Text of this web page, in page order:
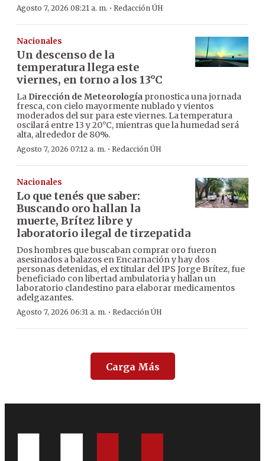
Agosto 7, 2026 08:21 a. m. · Redacción ÚH
Nacionales
Un descenso de la
temperatura llega este
viernes, en torno a los 13°C
La Dirección de Meteorología pronostica una jornada
fresca, con cielo mayormente nublado y vientos
moderados del sur para este viernes. La temperatura
oscilará entre 13 y 20°C, mientras que la humedad será
alta, alrededor de 80%.
Agosto 7, 2026 07:12 a. m. · Redacción ÚH
Nacionales
Lo que tenés que saber:
Buscando oro hallan la
muerte, Brítez libre y
laboratorio ilegal de tirzepatida
Dos hombres que buscaban comprar oro fueron
asesinados a balazos en Encarnación y hay dos
personas detenidas, el ex titular del IPS Jorge Brítez, fue
beneficiado con libertad ambulatoria y hallan un
laboratorio clandestino para elaborar medicamentos
adelgazantes.
Agosto 7, 2026 06:31 a. m. · Redacción ÚH
Carga Más